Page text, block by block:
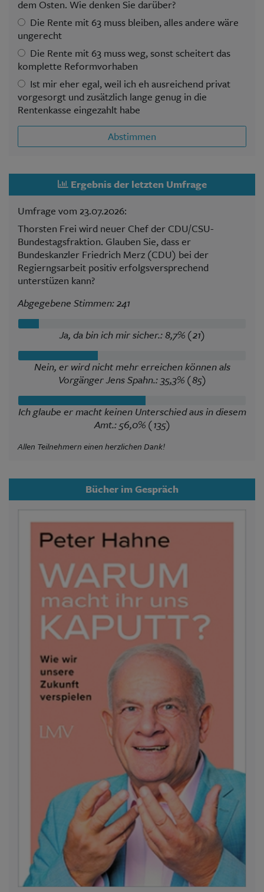
dem Osten. Wie denken Sie darüber?
Die Rente mit 63 muss bleiben, alles andere wäre
ungerecht
Die Rente mit 63 muss weg, sonst scheitert das
komplette Reformvorhaben
Ist mir eher egal, weil ich eh ausreichend privat
vorgesorgt und zusätzlich lange genug in die
Rentenkasse eingezahlt habe
Abstimmen
Ergebnis der letzten Umfrage
Umfrage vom 23.07.2026:
Thorsten Frei wird neuer Chef der CDU/CSU-
Bundestagsfraktion. Glauben Sie, dass er
Bundeskanzler Friedrich Merz (CDU) bei der
Regierngsarbeit positiv erfolgsversprechend
unterstüzen kann?
Abgegebene Stimmen: 241
Ja, da bin ich mir sicher.: 8,7% (21)
Nein, er wird nicht mehr erreichen können als
Vorgänger Jens Spahn.: 35,3% (85)
Ich glaube er macht keinen Unterschied aus in diesem
Amt.: 56,0% (135)
Allen Teilnehmern einen herzlichen Dank!
Bücher im Gespräch